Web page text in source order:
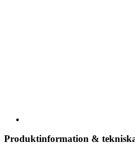
Produktinformation &